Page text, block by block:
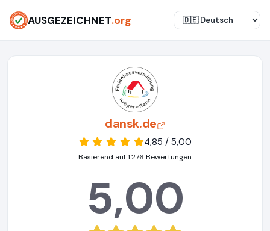
AUSGEZEICHNET.org
dansk.de
4,85 / 5,00
Basierend auf 1.276 Bewertungen
5,00